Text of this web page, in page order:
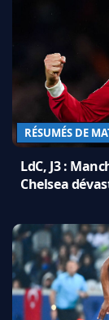
RÉSUMÉS DE
LdC, J3 :
Chelsea